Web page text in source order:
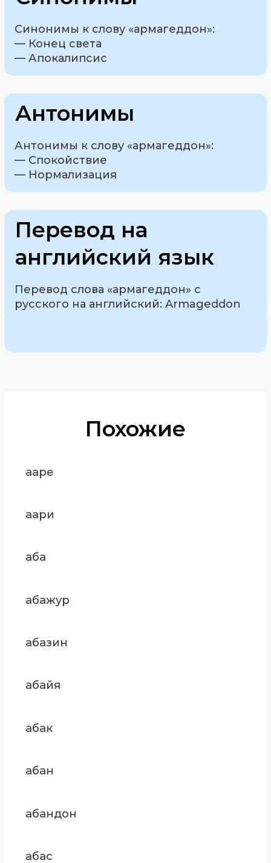
Синонимы к слову «армагеддон»:
— Конец света
— Апокалипсис
Антонимы
Антонимы к слову «армагеддон»:
— Спокойствие
— Нормализация
Перевод на
английский язык
Перевод слова «армагеддон» с
русского на английский: Armageddon
Похожие
ааре
аари
аба
абажур
абазин
абайя
абак
абан
абандон
абас